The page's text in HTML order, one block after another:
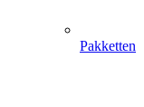
Pakketten